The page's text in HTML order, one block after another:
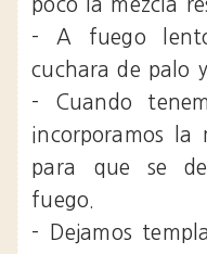
poco la mezcla
- A fuego
cuchara de palo
- Cuando
incorporamos la
para que se
fuego.
- Dejamos